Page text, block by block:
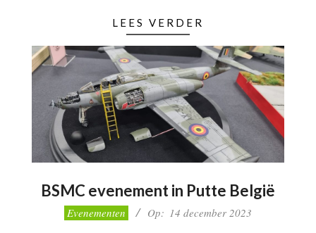
LEES VERDER
BSMC evenement in Putte België
Evenementen Op: 14 december 2023